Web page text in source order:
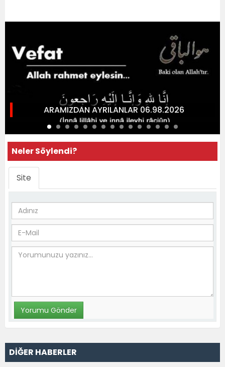
ARAMIZDAN AYRILANLAR 06.98.2026
Neler Söylendi?
Site
DİĞER HABERLER